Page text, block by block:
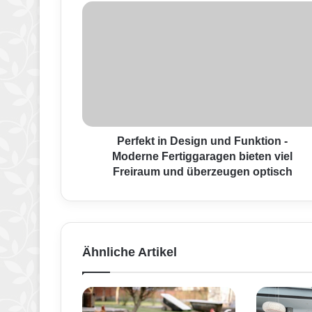
P
n
g
d
F
u
Perfekt in Design und Funktion -
Moderne Fertiggaragen bieten viel
Freiraum und überzeugen optisch
Ähnliche Artikel